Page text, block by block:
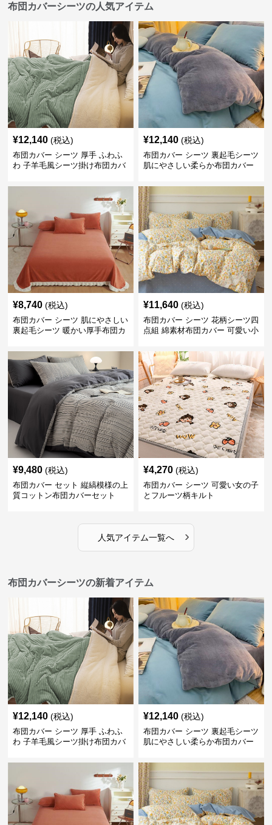
布団カバーシーツの人気アイテム
¥12,140 (税込)
布団カバー シーツ 厚手 ふわふ
わ 子羊毛風シーツ掛け布団カバ
¥12,140 (税込)
布団カバー シーツ 裏起毛シーツ
肌にやさしい柔らか布団カバー
¥8,740 (税込)
布団カバー シーツ 肌にやさしい
裏起毛シーツ 暖かい厚手布団カ
¥11,640 (税込)
布団カバー シーツ 花柄シーツ四
点組 綿素材布団カバー 可愛い小
¥9,480 (税込)
布団カバー セット 縦縞模様の上
質コットン布団カバーセット
¥4,270 (税込)
布団カバー シーツ 可愛い女の子
とフルーツ柄キルト
人気アイテム一覧へ ›
布団カバーシーツの新着アイテム
¥12,140 (税込)
布団カバー シーツ 厚手 ふわふ
わ 子羊毛風シーツ掛け布団カバ
¥12,140 (税込)
布団カバー シーツ 裏起毛シーツ
肌にやさしい柔らか布団カバー